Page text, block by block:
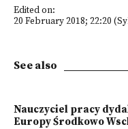
Edited on:
20 February 2018; 22:20
See also
Nauczyciel pracy
Europy Środkowo